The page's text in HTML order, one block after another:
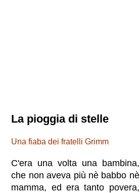
La pioggia di stelle
Una fiaba dei fratelli Grimm
C'era una volta una bambina,
che non aveva più nè babbo nè
mamma, ed era tanto povera,